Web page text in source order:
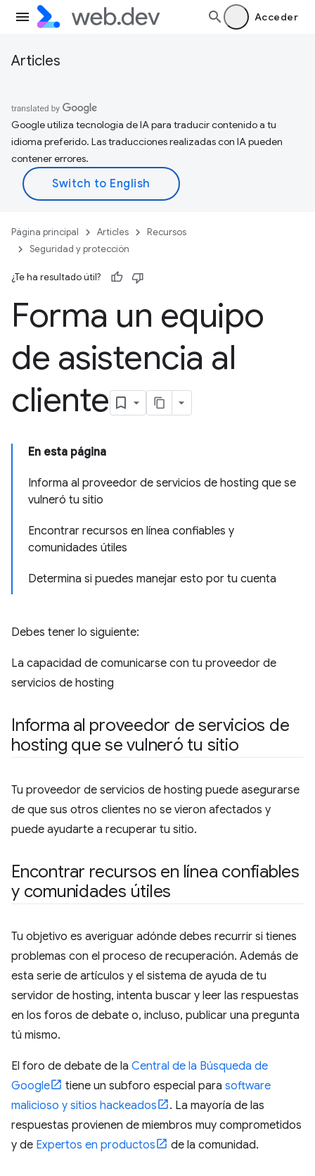
Acceder
Articles
Google utiliza tecnología de IA para traducir contenido a tu
idioma preferido. Las traducciones realizadas con IA pueden
contener errores.
Página principal Articles
Recursos
Seguridad y protección
¿Te ha resultado útil?
Forma un equipo
de asistencia al
cliente
En esta página
Informa al proveedor de servicios de hosting que se
vulneró tu sitio
Encontrar recursos en línea confiables y
comunidades útiles
Determina si puedes manejar esto por tu cuenta
Debes tener lo siguiente:
La capacidad de comunicarse con tu proveedor de
servicios de hosting
Informa al proveedor de servicios de
hosting que se vulneró tu sitio
Tu proveedor de servicios de hosting puede asegurarse
de que sus otros clientes no se vieron afectados y
puede ayudarte a recuperar tu sitio.
Encontrar recursos en línea confiables
y comunidades útiles
Tu objetivo es averiguar adónde debes recurrir si tienes
problemas con el proceso de recuperación. Además de
esta serie de artículos y el sistema de ayuda de tu
servidor de hosting, intenta buscar y leer las respuestas
en los foros de debate o, incluso, publicar una pregunta
tú mismo.
El foro de debate de la Central de la Búsqueda de
Google
tiene un subforo especial para software
malicioso y sitios hackeados
. La mayoría de las
respuestas provienen de miembros muy comprometidos
y de Expertos en productos de la comunidad.